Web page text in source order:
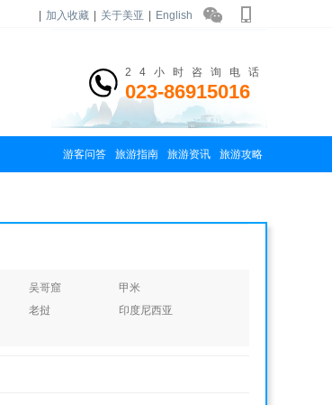
加入收藏 关于美亚 English
24小时咨询电话
023-86915016
游客问答 旅游指南 旅游资讯 旅游攻略
吴哥窟
甲米
老挝
印度尼西亚